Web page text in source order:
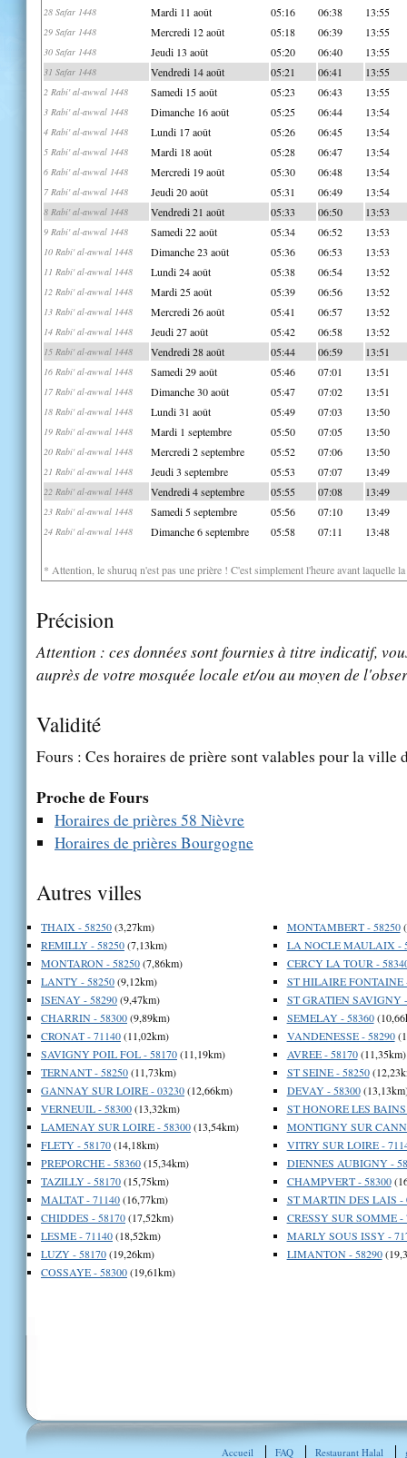
28 Safar 1448 Mardi 11 août 05:16 06:38 13:55
29 Safar 1448 Mercredi 12 août 05:18 06:39 13:55
30 Safar 1448 Jeudi 13 août 05:20 06:40 13:55
31 Safar 1448 Vendredi 14 août 05:21 06:41 13:55
2 Rabi' al-awwal 1448 Samedi 15 août 05:23 06:43 13:55
3 Rabi' al-awwal 1448 Dimanche 16 août 05:25 06:44 13:54
4 Rabi' al-awwal 1448 Lundi 17 août 05:26 06:45 13:54
5 Rabi' al-awwal 1448 Mardi 18 août 05:28 06:47 13:54
6 Rabi' al-awwal 1448 Mercredi 19 août 05:30 06:48 13:54
7 Rabi' al-awwal 1448 Jeudi 20 août 05:31 06:49 13:54
8 Rabi' al-awwal 1448 Vendredi 21 août 05:33 06:50 13:53
9 Rabi' al-awwal 1448 Samedi 22 août 05:34 06:52 13:53
10 Rabi' al-awwal 1448 Dimanche 23 août 05:36 06:53 13:53
11 Rabi' al-awwal 1448 Lundi 24 août 05:38 06:54 13:52
12 Rabi' al-awwal 1448 Mardi 25 août 05:39 06:56 13:52
13 Rabi' al-awwal 1448 Mercredi 26 août 05:41 06:57 13:52
14 Rabi' al-awwal 1448 Jeudi 27 août 05:42 06:58 13:52
15 Rabi' al-awwal 1448 Vendredi 28 août 05:44 06:59 13:51
16 Rabi' al-awwal 1448 Samedi 29 août 05:46 07:01 13:51
17 Rabi' al-awwal 1448 Dimanche 30 août 05:47 07:02 13:51
18 Rabi' al-awwal 1448 Lundi 31 août 05:49 07:03 13:50
19 Rabi' al-awwal 1448 Mardi 1 septembre 05:50 07:05 13:50
20 Rabi' al-awwal 1448 Mercredi 2 septembre 05:52 07:06 13:50
21 Rabi' al-awwal 1448 Jeudi 3 septembre 05:53 07:07 13:49
22 Rabi' al-awwal 1448 Vendredi 4 septembre 05:55 07:08 13:49
23 Rabi' al-awwal 1448 Samedi 5 septembre 05:56 07:10 13:49
24 Rabi' al-awwal 1448 Dimanche 6 septembre 05:58 07:11 13:48
* Attention, le shuruq n'est pas une prière ! C'est simplement l'heure avant laquelle
Précision
Attention : ces données sont fournies à titre indicatif,
auprès de votre mosquée locale et/ou au moyen de
Validité
Fours : Ces horaires de prière sont valables pour la ville
Proche de Fours
Horaires de prières 58 Nièvre
Horaires de prières Bourgogne
Autres villes
THAIX - 58250(3,27km)
REMILLY - 58250(7,13km)
MONTARON - 58250(7,86km)
LANTY - 58250(9,12km)
ISENAY - 58290(9,47km)
CHARRIN - 58300(9,89km)
CRONAT - 71140(11,02km)
SAVIGNY POIL FOL - 58170(11,19km)
TERNANT - 58250(11,73km)
GANNAY SUR LOIRE - 03230(12,66km)
VERNEUIL - 58300(13,32km)
LAMENAY SUR LOIRE - 58300(13,54km)
FLETY - 58170(14,18km)
PREPORCHE - 58360(15,34km)
TAZILLY - 58170(15,75km)
MALTAT - 71140(16,77km)
CHIDDES - 58170(17,52km)
LESME - 71140(18,52km)
LUZY - 58170(19,26km)
COSSAYE - 58300(19,61km)
MONTAMBERT - 58250
LA NOCLE MAULAIX -
CERCY LA TOUR -
ST HILAIRE FONTAINE
ST GRATIEN SAVIGNY
SEMELAY - 58360
VANDENESSE - 58290
AVREE - 58170(11,35km)
ST SEINE - 58250
DEVAY - 58300
ST HONORE LES
MONTIGNY SUR
VITRY SUR LOIRE -
DIENNES AUBIGNY -
CHAMPVERT - 58300
ST MARTIN DES LAIS -
CRESSY SUR SOMME -
MARLY SOUS ISSY -
LIMANTON - 58290
Accueil FAQ Restaurant Halal